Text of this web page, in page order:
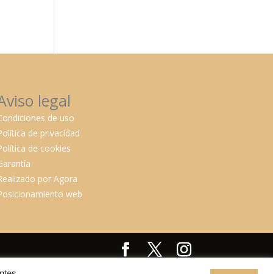
legal
de uso
de privacidad
de cookies
por Agora
web